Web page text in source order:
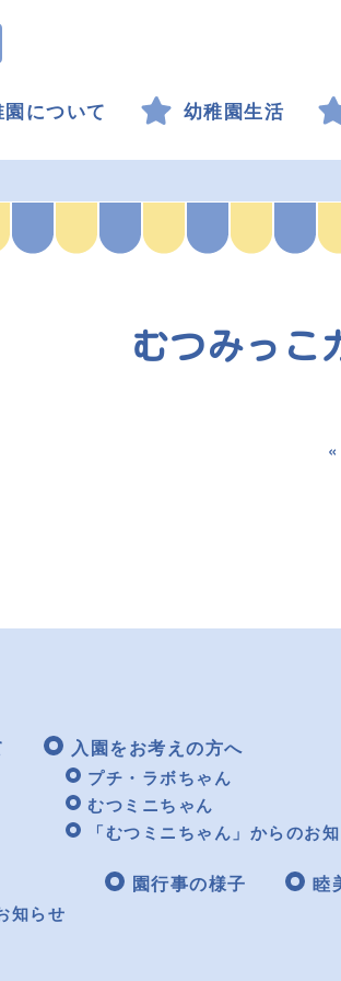
について 幼稚園生活
むつみっこ
«
入園をお考えの方へ
プチ・ラボちゃん
むつミニちゃん
「むつミニちゃん」からのお
知らせ
園行事の様子 睦